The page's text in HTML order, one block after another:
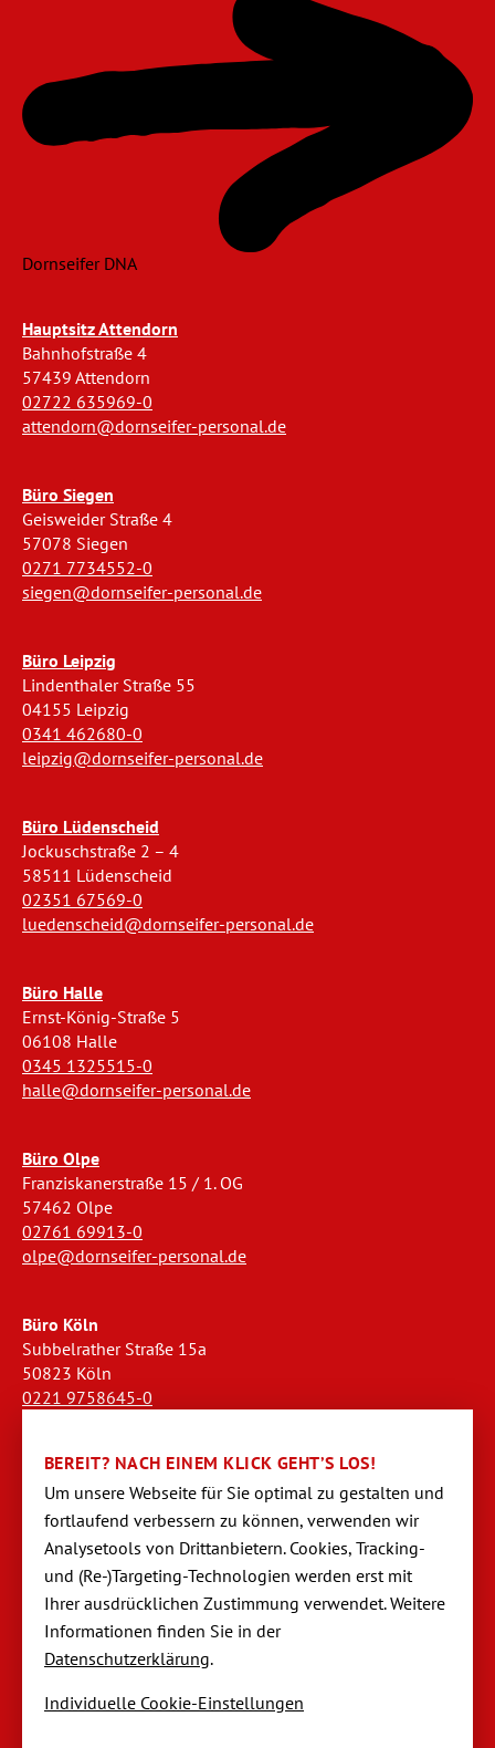
Dornseifer DNA
Hauptsitz Attendorn
Bahnhofstraße 4
57439 Attendorn
02722 635969-0
attendorn@dornseifer-personal.de
Büro Siegen
Geisweider Straße 4
57078 Siegen
0271 7734552-0
siegen@dornseifer-personal.de
Büro Leipzig
Lindenthaler Straße 55
04155 Leipzig
0341 462680-0
leipzig@dornseifer-personal.de
Büro Lüdenscheid
Jockuschstraße 2 – 4
58511 Lüdenscheid
02351 67569-0
luedenscheid@dornseifer-personal.de
Büro Halle
Ernst-König-Straße 5
06108 Halle
0345 1325515-0
halle@dornseifer-personal.de
Büro Olpe
Franziskanerstraße 15 / 1. OG
57462 Olpe
02761 69913-0
olpe@dornseifer-personal.de
Büro Köln
Subbelrather Straße 15a
50823 Köln
0221 9758645-0
Büro Stendal
Westwall 18
39576 Stendal
03931 520944-0
stendal@dornseifer-personal.de
BEREIT? NACH EINEM KLICK GEHT’S LOS!
Um unsere Webseite für Sie optimal zu gestalten und
fortlaufend verbessern zu können, verwen­den wir
Analysetools von Dritt­anbietern. Cookies, Tracking-
und (Re-)Targeting-Techno­logien werden erst mit
Ihrer ausdrücklichen Zustimmung verwendet. Weitere
Informationen finden Sie in der
Datenschutzerklärung.
Individuelle Cookie-Einstellungen